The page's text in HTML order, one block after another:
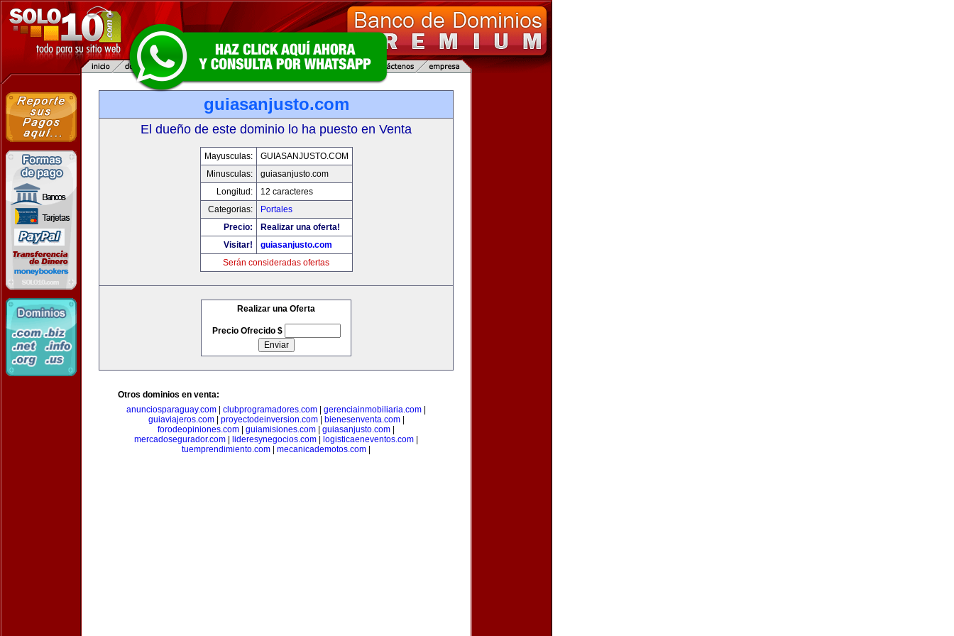
guiasanjusto.com
El dueño de este dominio lo ha puesto en Venta
Mayusculas:
GUIASANJUSTO.COM
Minusculas:
guiasanjusto.com
Longitud:
12 caracteres
Categorias:
Portales
Precio:
Realizar una oferta!
Visitar!
guiasanjusto.com
Serán consideradas ofertas
Realizar una Oferta
Precio Ofrecido $
Otros dominios en venta:
anunciosparaguay.com
clubprogramadores.com gerenciainmobiliaria.com
guiaviajeros.com| proyectodeinversion.com| bienesenventa.com|
forodeopiniones.com
guiamisiones.com guiasanjusto.com
mercadosegurador.com
lideresynegocios.com logisticaeneventos.com
tuemprendimiento.com
mecanicademotos.com